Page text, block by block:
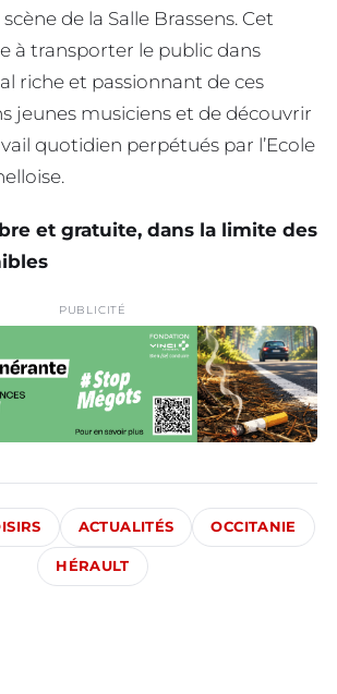
de la Salle Brassens. Cet
à transporter le public dans
riche et passionnant de ces
jeunes musiciens et de découvrir
quotidien perpétués par l’Ecole
et gratuite, dans la limite des
PUBLICITÉ
ACTUALITÉS OCCITANIE
HÉRAULT